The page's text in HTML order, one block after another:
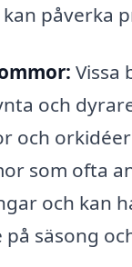
påverka
Vissa
och
och
som ofta
och kan
säsong